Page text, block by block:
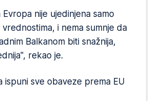
nije ujedinjena samo
i nema sumnje da
Balkanom biti snažnija,
rekao je.
ispuni sve obaveze prema EU